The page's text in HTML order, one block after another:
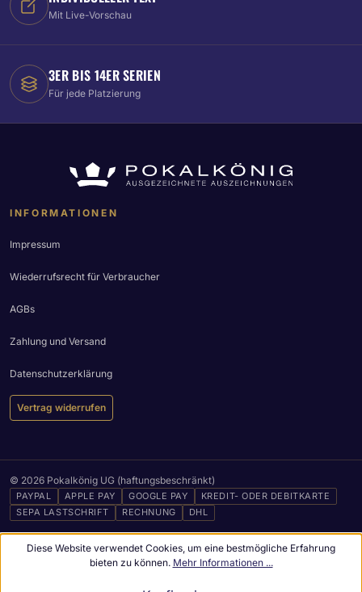
Mit Live-Vorschau
3ER BIS 14ER SERIEN
Für jede Platzierung
INFORMATIONEN
Impressum
Wiederrufsrecht für Verbraucher
AGBs
Zahlung und Versand
Datenschutzerklärung
Vertrag widerrufen
© 2026 Pokalkönig UG (haftungsbeschränkt)
PAYPAL APPLE PAY GOOGLE PAY
KREDIT- ODER DEBITKARTE
SEPA LASTSCHRIFT
RECHNUNG DHL
Diese Website verwendet Cookies, um eine bestmögliche Erfahrung
bieten zu können. Mehr Informationen ...